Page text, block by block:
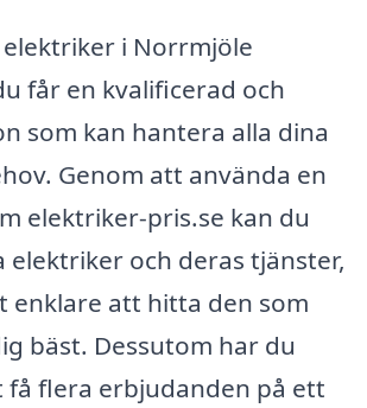
i Norrmjöle
får en kvalificerad och
som kan hantera alla dina
Genom att använda en
elektriker-pris.se kan du
elektriker och deras tjänster,
enklare att hitta den som
bäst. Dessutom har du
flera erbjudanden på ett